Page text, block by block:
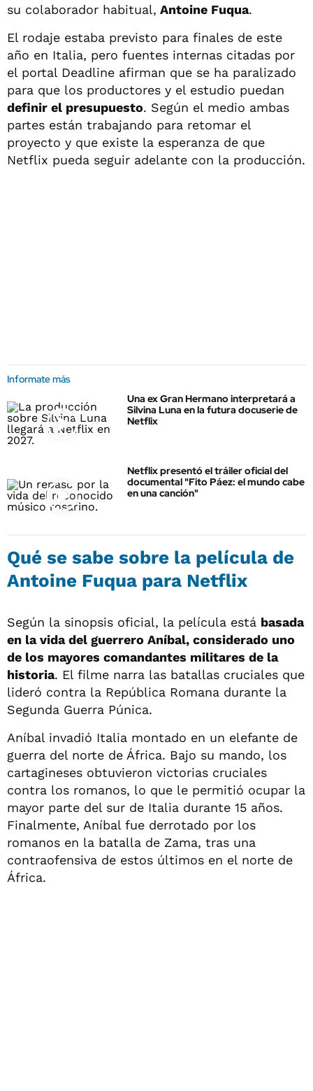
su colaborador habitual, Antoine Fuqua.
El rodaje estaba previsto para finales de este
año en Italia, pero fuentes internas citadas por
el portal Deadline afirman que se ha paralizado
para que los productores y el estudio puedan
definir el presupuesto. Según el medio ambas
partes están trabajando para retomar el
proyecto y que existe la esperanza de que
Netflix pueda seguir adelante con la producción.
Informate más
Una ex Gran Hermano interpretará a
Silvina Luna en la futura docuserie de
Netflix
Netflix presentó el tráiler oficial del
documental "Fito Páez: el mundo cabe
en una canción"
Qué se sabe sobre la película de
Antoine Fuqua para Netflix
Según la sinopsis oficial, la película está basada
en la vida del guerrero Aníbal, considerado uno
de los mayores comandantes militares de la
historia. El filme narra las batallas cruciales que
lideró contra la República Romana durante la
Segunda Guerra Púnica.
Aníbal invadió Italia montado en un elefante de
guerra del norte de África. Bajo su mando, los
cartagineses obtuvieron victorias cruciales
contra los romanos, lo que le permitió ocupar la
mayor parte del sur de Italia durante 15 años.
Finalmente, Aníbal fue derrotado por los
romanos en la batalla de Zama, tras una
contraofensiva de estos últimos en el norte de
África.